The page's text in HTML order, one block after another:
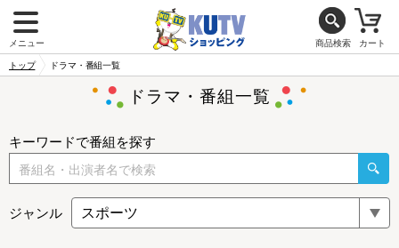
メニュー 商品検索 カート
トップ ドラマ・番組一覧
ドラマ・番組一覧
キーワードで番組を探す
ジャンル